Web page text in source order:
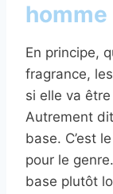
homme
En principe,
fragrance,
si elle va
Autrement
base. C’est
pour le
base plutôt